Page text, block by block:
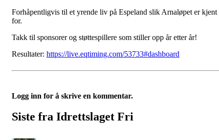
Forhåpentligvis til et yrende liv på Espeland slik Arnaløpet er kjent
for.
Takk til sponsorer og støttespillere som stiller opp år etter år!
Resultater: https://live.eqtiming.com/53733#dashboard
Logg inn for å skrive en kommentar.
Siste fra Idrettslaget Fri